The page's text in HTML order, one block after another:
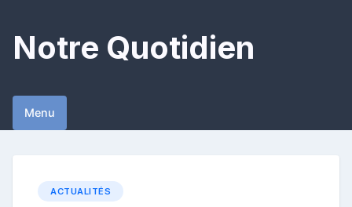
content
Notre Quotidien
Menu
ACTUALITÉS